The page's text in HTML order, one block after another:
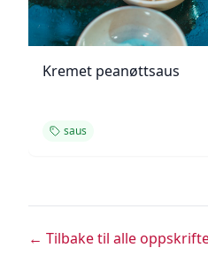
Kremet peanøttsaus
saus
← Tilbake til alle